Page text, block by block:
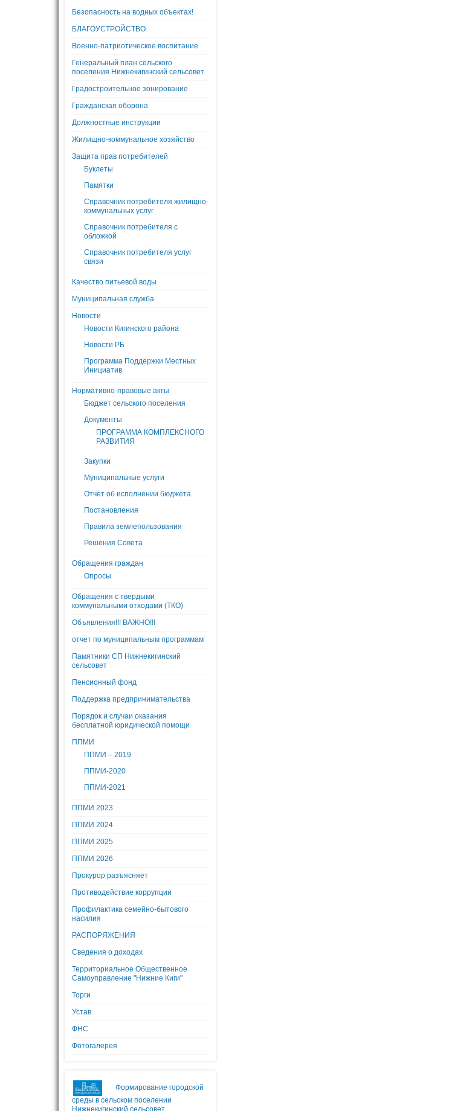
Безопасность на водных объектах!
БЛАГОУСТРОЙСТВО
Военно-патриотическое воспитание
Генеральный план сельского
поселения Нижнекигинский сельсовет
Градостроительное зонирование
Гражданская оборона
Должностные инструкции
Жилищно-коммунальное хозяйство
Защита прав потребителей
Буклеты
Памятки
Справочник потребителя жилищно-
коммунальных услуг
Справочник потребителя с
обложкой
Справочник потребителя услуг
связи
Качество питьевой воды
Муниципальная служба
Новости
Новости Кигинского района
Новости РБ
Программа Поддержки Местных
Инициатив
Нормативно-правовые акты
Бюджет сельского поселения
Документы
ПРОГРАММА КОМПЛЕКСНОГО
РАЗВИТИЯ
Закупки
Муниципальные услуги
Отчет об исполнении бюджета
Постановления
Правила землепользования
Решения Совета
Обращения граждан
Опросы
Обращения с твердыми
коммунальными отходами (ТКО)
Объявления!!! ВАЖНО!!!
отчет по муниципальным программам
Памятники СП Нижнекигинский
сельсовет
Пенсионный фонд
Поддержка предпринимательства
Порядок и случаи оказания
бесплатной юридической помощи
ППМИ
ППМИ – 2019
ППМИ-2020
ППМИ-2021
ППМИ 2023
ППМИ 2024
ППМИ 2025
ППМИ 2026
Прокурор разъясняет
Противодействие коррупции
Профилактика семейно-бытового
насилия
РАСПОРЯЖЕНИЯ
Сведения о доходах
Территориальное Общественное
Самоуправление "Нижние Киги"
Торги
Устав
ФНС
Фотогалерея
Формирование городской
среды в сельском поселении
Нижнекигинский сельсовет